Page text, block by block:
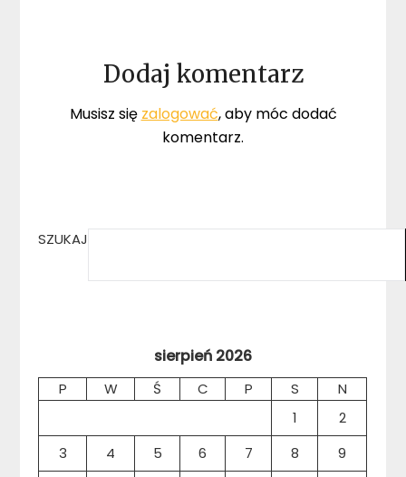
Dodaj komentarz
Musisz się zalogować, aby móc dodać
komentarz.
SZUKAJ
sierpień 2026
P W Ś C P S
N
1
2
3
4 5 6 7 8
9